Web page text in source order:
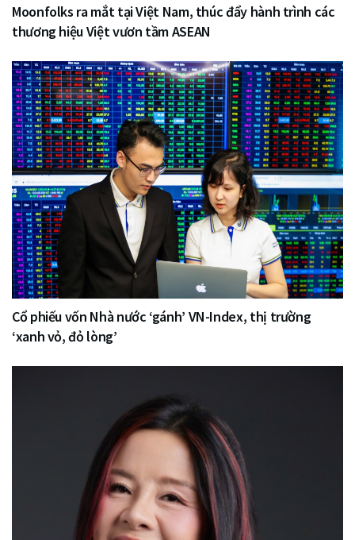
Moonfolks ra mắt tại Việt Nam, thúc đẩy hành trình các
thương hiệu Việt vươn tầm ASEAN
Cổ phiếu vốn Nhà nước ‘gánh’ VN-Index, thị trường
‘xanh vỏ, đỏ lòng’